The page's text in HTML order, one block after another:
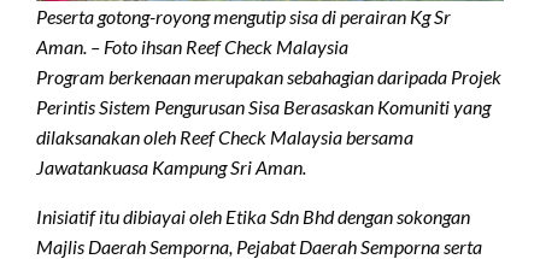
Peserta gotong-royong mengutip sisa di perairan Kg Sr
Aman. – Foto ihsan Reef Check Malaysia
Program berkenaan merupakan sebahagian daripada Projek
Perintis Sistem Pengurusan Sisa Berasaskan Komuniti yang
dilaksanakan oleh Reef Check Malaysia bersama
Jawatankuasa Kampung Sri Aman.
Inisiatif itu dibiayai oleh Etika Sdn Bhd dengan sokongan
Majlis Daerah Semporna, Pejabat Daerah Semporna serta